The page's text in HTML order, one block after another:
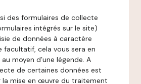
si des formulaires de collecte
intégrés sur le site)
de données à caractère
facultatif, cela vous sera en
moyen d’une légende. A
de certaines données est
mise en œuvre du traitement